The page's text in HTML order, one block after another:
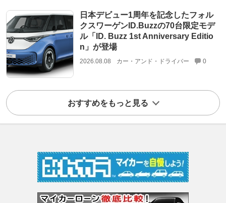
日本デビュー1周年を記念したフォル
クスワーゲンID.Buzzの70台限定モデ
ル「ID. Buzz 1st Anniversary Editio
n」が登場
2026.08.08 カー・アンド・ドライバー 0
おすすめをもっと見る